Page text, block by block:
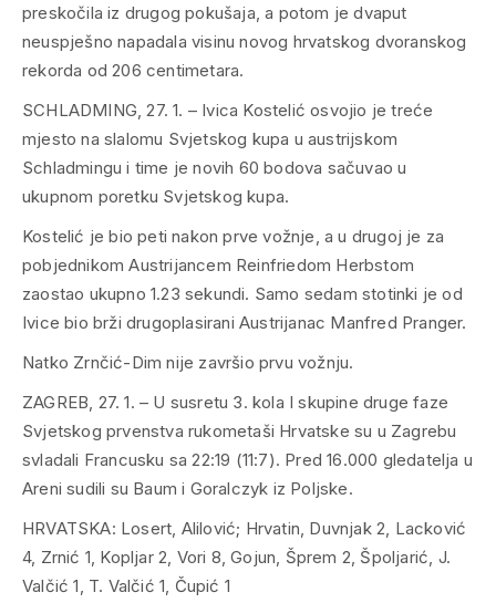
preskočila iz drugog pokušaja, a potom je dvaput
neuspješno napadala visinu novog hrvatskog dvoranskog
rekorda od 206 centimetara.
SCHLADMING, 27. 1. – Ivica Kostelić osvojio je treće
mjesto na slalomu Svjetskog kupa u austrijskom
Schladmingu i time je novih 60 bodova sačuvao u
ukupnom poretku Svjetskog kupa.
Kostelić je bio peti nakon prve vožnje, a u drugoj je za
pobjednikom Austrijancem Reinfriedom Herbstom
zaostao ukupno 1.23 sekundi. Samo sedam stotinki je od
Ivice bio brži drugoplasirani Austrijanac Manfred Pranger.
Natko Zrnčić-Dim nije završio prvu vožnju.
ZAGREB, 27. 1. – U susretu 3. kola I skupine druge faze
Svjetskog prvenstva rukometaši Hrvatske su u Zagrebu
svladali Francusku sa 22:19 (11:7). Pred 16.000 gledatelja u
Areni sudili su Baum i Goralczyk iz Poljske.
HRVATSKA: Losert, Alilović; Hrvatin, Duvnjak 2, Lacković
4, Zrnić 1, Kopljar 2, Vori 8, Gojun, Šprem 2, Špoljarić, J.
Valčić 1, T. Valčić 1, Čupić 1